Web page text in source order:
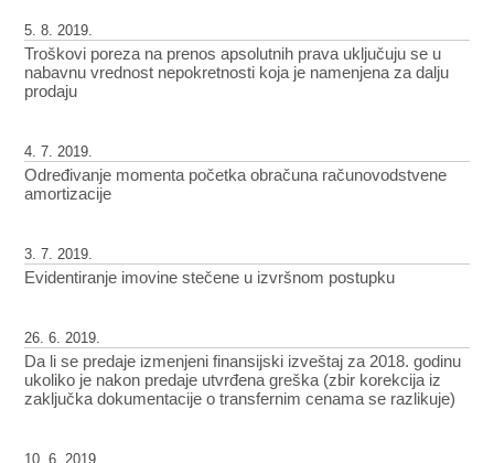
Troškovi poreza na prenos apsolutnih prava uključuju se u
nabavnu vrednost nepokretnosti koja je namenjena za dalju
prodaju
5. 8. 2019.
Određivanje momenta početka obračuna računovodstvene
amortizacije
4. 7. 2019.
Evidentiranje imovine stečene u izvršnom postupku
3. 7. 2019.
Da li se predaje izmenjeni finansijski izveštaj za 2018. godinu
ukoliko je nakon predaje utvrđena greška (zbir korekcija iz
zaključka dokumentacije o transfernim cenama se razlikuje)
26. 6. 2019.
10. 6. 2019.